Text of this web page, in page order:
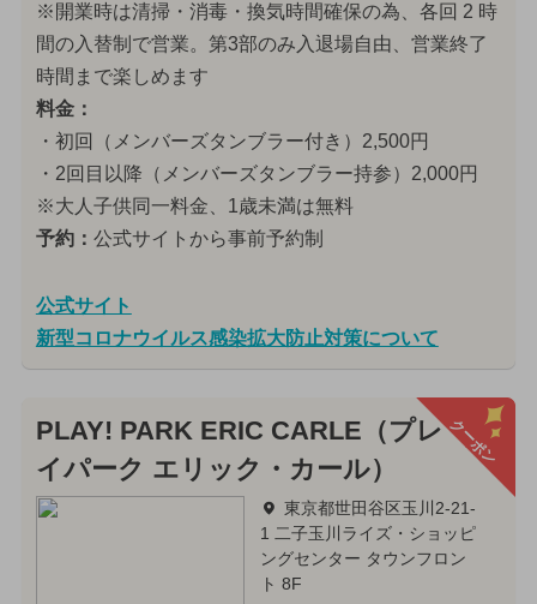
※開業時は清掃・消毒・換気時間確保の為、各回 2 時
間の入替制で営業。第3部のみ入退場自由、営業終了
時間まで楽しめます
料金：
・初回（メンバーズタンブラー付き）2,500円
・2回目以降（メンバーズタンブラー持参）2,000円
※大人子供同一料金、1歳未満は無料
予約： 公式サイトから事前予約制
公式サイト
新型コロナウイルス感染拡大防止対策について
クーポン
PLAY! PARK ERIC CARLE（プレ
イパーク エリック・カール）
東京都世田谷区玉川2-21-
1 二子玉川ライズ・ショッピ
ングセンター タウンフロン
ト 8F